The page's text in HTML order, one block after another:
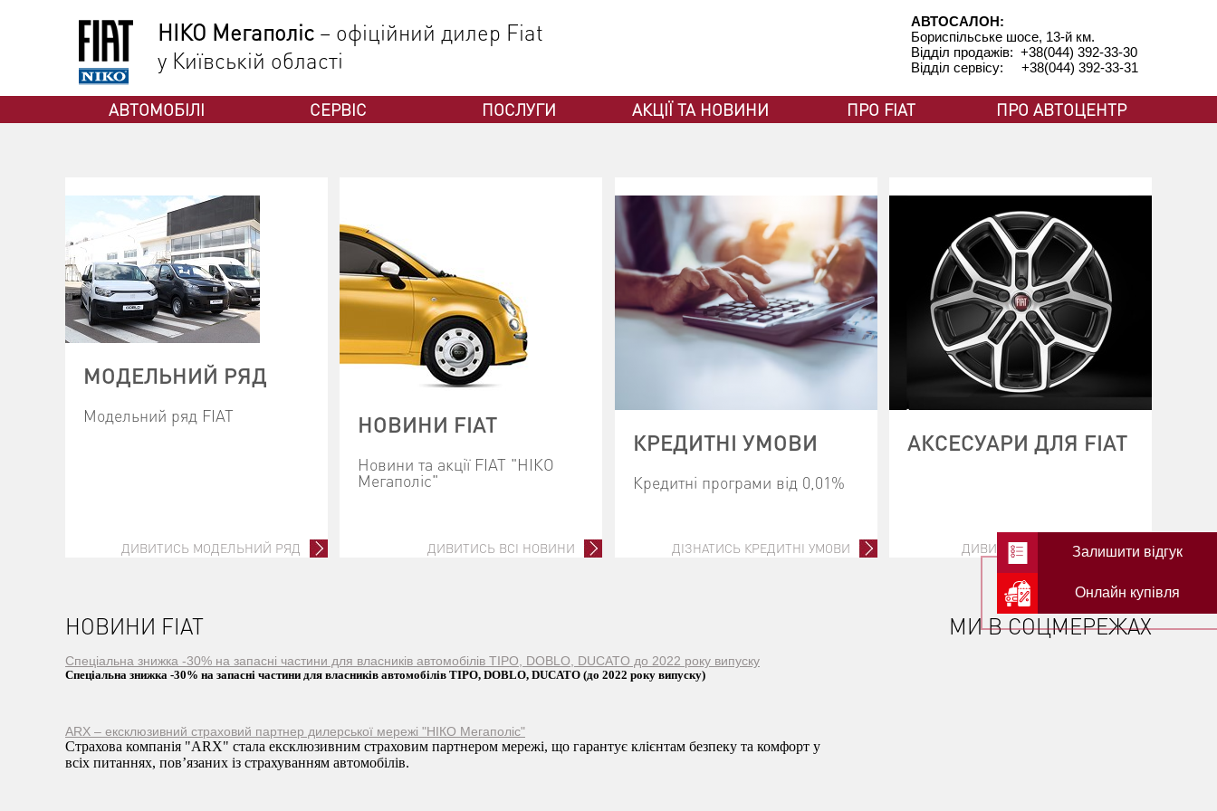
НІКО Мегаполіс – офіційний дилер Fiat
у Київській області
АВТОСАЛОН:
Бориспільське шосе, 13-й км.
Відділ продажів: +38(044) 392-33-30
Відділ сервісу: +38(044) 392-33-31
АВТОМОБІЛІ СЕРВІС ПОСЛУГИ АКЦІЇ ТА НОВИНИ ПРО FIAT ПРО АВТОЦЕНТР
МОДЕЛЬНИЙ РЯД
Модельний ряд FIAT
ДИВИТИСЬ МОДЕЛЬНИЙ РЯД
НОВИНИ FIAT
Новини та акції FIAT "НІКО
Мегаполіс"
ДИВИТИСЬ ВСІ НОВИНИ
КРЕДИТНІ УМОВИ
Кредитні програми від 0,01%
ДІЗНАТИСЬ КРЕДИТНІ УМОВИ
АКСЕСУАРИ ДЛЯ FIAT
ДИВИТИСЬ ВСІ АКСЕСУАРИ
НОВИНИ FIAT
Спеціальна знижка -30% на запасні частини для власників автомобілів TIPO, DOBLO, DUCATO до 2022 року випуску
Спеціальна знижка -30% на запасні частини для власників автомобілів TIPO, DOBLO, DUCATO (до 2022 року випуску)
ARX – ексклюзивний страховий партнер дилерської мережі "НІКО Мегаполіс"
Страхова компанія "ARX" стала ексклюзивним страховим партнером мережі, що гарантує клієнтам безпеку та комфорт у
всіх питаннях, пов’язаних із страхуванням автомобілів.
МИ В СОЦМЕРЕЖАХ
Залишити відгук
Онлайн купівля